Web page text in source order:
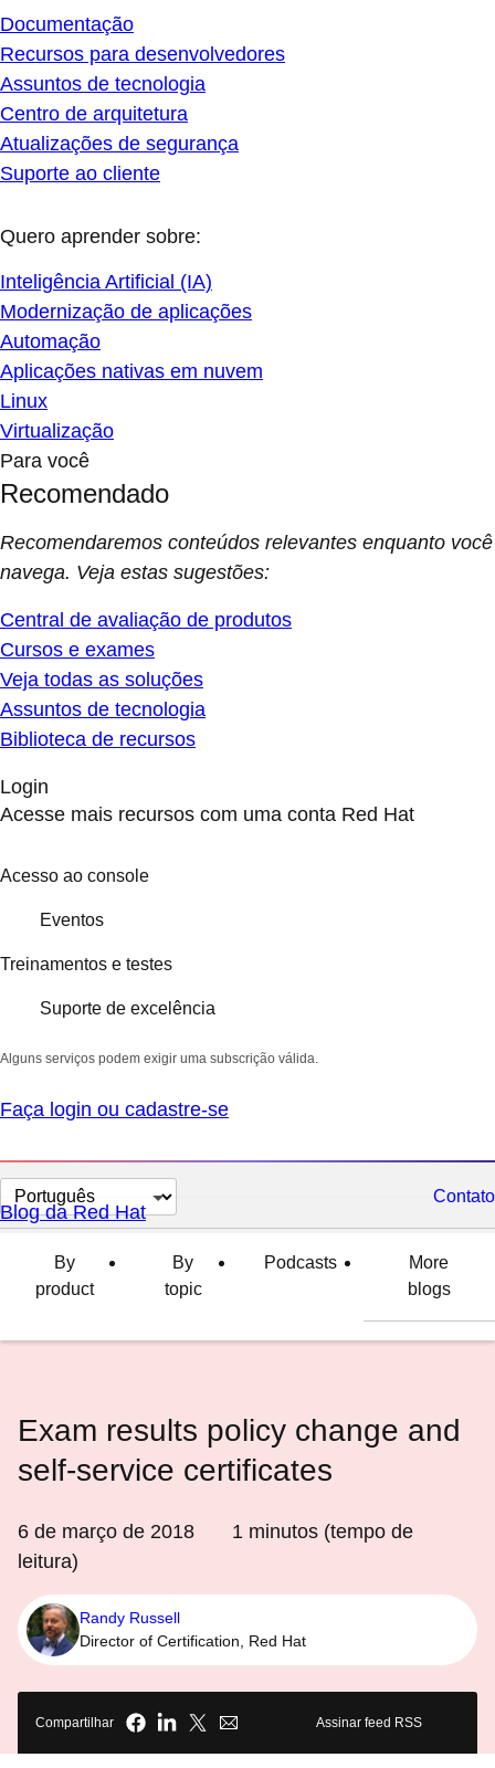
Documentação
Recursos para desenvolvedores
Assuntos de tecnologia
Centro de arquitetura
Atualizações de segurança
Suporte ao cliente
Quero aprender sobre:
Inteligência Artificial (IA)
Modernização de aplicações
Automação
Aplicações nativas em nuvem
Linux
Virtualização
Para você
Recomendado
Recomendaremos conteúdos relevantes enquanto você
navega. Veja estas sugestões:
Central de avaliação de produtos
Cursos e exames
Veja todas as soluções
Assuntos de tecnologia
Biblioteca de recursos
Login
Acesse mais recursos com uma conta Red Hat
Acesso ao console
Eventos
Treinamentos e testes
Suporte de excelência
Alguns serviços podem exigir uma subscrição válida.
Faça login ou cadastre-se
Selecionar
idioma
Contato
Blog da Red Hat
By
product
By
topic
Podcasts
More
blogs
Exam results policy change and
self-service certificates
6 de março de 2018 1 minutos (tempo de
leitura)
Randy Russell
Director of Certification, Red Hat
Compartilhar Assinar feed RSS